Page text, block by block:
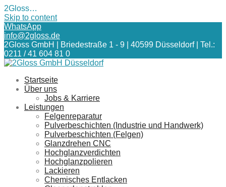
2Gloss…
Skip to content
WhatsApp
info@2gloss.de
2Gloss GmbH | Briedestraße 1 - 9 | 40599 Düsseldorf | Tel.:
0211 / 41 604 81 0
Startseite
Über uns
Jobs & Karriere
Leistungen
Felgenreparatur
Pulverbeschichten (Industrie und Handwerk)
Pulverbeschichten (Felgen)
Glanzdrehen CNC
Hochglanzverdichten
Hochglanzpolieren
Lackieren
Chemisches Entlacken